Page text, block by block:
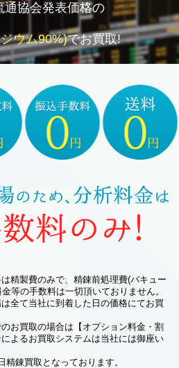
通協会発表価格の
ウム90%)でお買取!
精製費のみで、精錬前処理費(バキュー
等の手数料は一切頂いておりません。
全て当社に到着した日の価格にてお買
お買取の場合は【オプション料金・割
よるお買取システムは当社には御座い
錬買取となっております。